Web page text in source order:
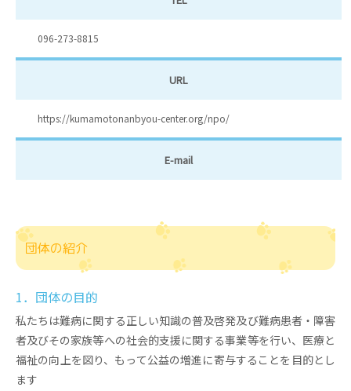
096-273-8815
URL
https://kumamotonanbyou-center.org/npo/
E-mail
団体の紹介
1．団体の目的
私たちは難病に関する正しい知識の普及啓発及び難病患者・障害
者及びその家族等への社会的支援に関する事業等を行い、医療と
福祉の向上を図り、もって公益の増進に寄与することを目的とし
ます